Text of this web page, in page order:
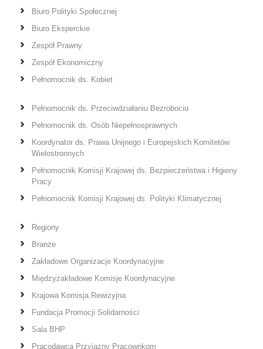
Biuro Polityki Społecznej
Biuro Eksperckie
Zespół Prawny
Zespół Ekonomiczny
Pełnomocnik ds. Kobiet
Pełnomocnik ds. Przeciwdziałaniu Bezrobociu
Pełnomocnik ds. Osób Niepełnosprawnych
Koordynator ds. Prawa Unijnego i Europejskich Komitetów
Wielostronnych
Pełnomocnik Komisji Krajowej ds. Bezpieczeństwa i Higieny
Pracy
Pełnomocnik Komisji Krajowej ds. Polityki Klimatycznej
Regiony
Branże
Zakładowe Organizacje Koordynacyjne
Międzyzakładowe Komisje Koordynacyjne
Krajowa Komisja Rewizyjna
Fundacja Promocji Solidarności
Sala BHP
Pracodawca Przyjazny Pracownkom